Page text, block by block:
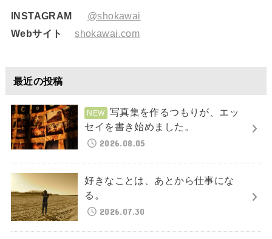
INSTAGRAM
@shokawai
Webサイト
shokawai.com
最近の投稿
写真集を作るつもりが、エッ
セイを書き始めました。
2026.08.05
好きなことは、あとから仕事にな
る。
2026.07.30